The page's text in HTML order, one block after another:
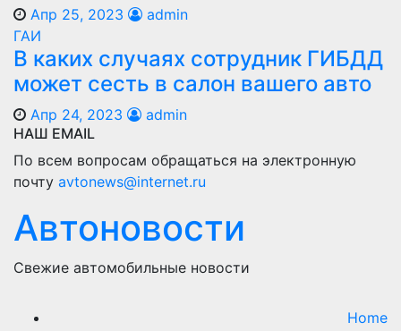
Апр 25, 2023
admin
ГАИ
В каких случаях сотрудник ГИБДД
может сесть в салон вашего авто
Апр 24, 2023
admin
НАШ EMAIL
По всем вопросам обращаться на электронную
почту avtonews@internet.ru
Автоновости
Свежие автомобильные новости
Home